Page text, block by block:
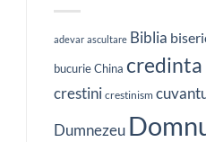
adevar ascultare Biblia
bucurie China credinta
crestini crestinism
Dumnezeu